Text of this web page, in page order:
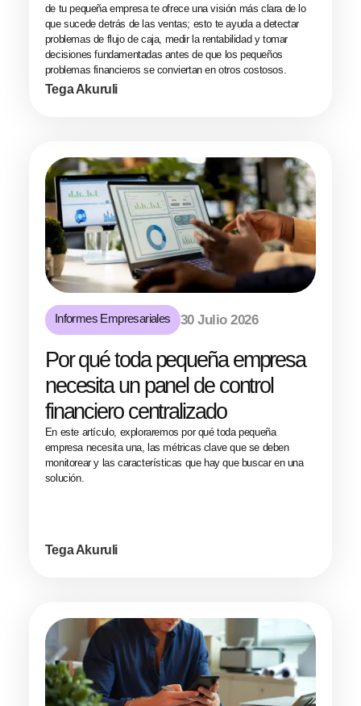
de tu pequeña empresa te ofrece una visión más clara de lo
que sucede detrás de las ventas; esto te ayuda a detectar
problemas de flujo de caja, medir la rentabilidad y tomar
decisiones fundamentadas antes de que los pequeños
problemas financieros se conviertan en otros costosos.
Tega Akuruli
Informes Empresariales 30 Julio 2026
Por qué toda pequeña empresa
necesita un panel de control
financiero centralizado
En este artículo, exploraremos por qué toda pequeña
empresa necesita una, las métricas clave que se deben
monitorear y las características que hay que buscar en una
solución.
Tega Akuruli